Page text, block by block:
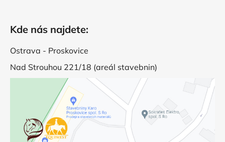
Kde nás najdete:
Ostrava - Proskovice
Nad Strouhou 221/18 (areál stavebnin)